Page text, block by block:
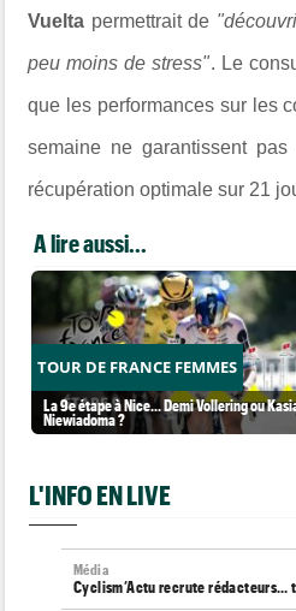
Vuelta permettrait de
peu moins de stress". Le
que les performances sur les
semaine ne garantissent
récupération optimale sur 21
A lire aussi...
TOUR DE FRANCE FEMMES
La 9e étape à Nice... Demi Vollering ou
Niewiadoma ?
L'INFO EN LIVE
Média
Cyclism’Actu recrute rédacteurs…